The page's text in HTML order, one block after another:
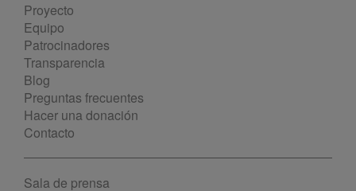
Proyecto
Equipo
Patrocinadores
Transparencia
Blog
Preguntas frecuentes
Hacer una donación
Contacto
Sala de prensa